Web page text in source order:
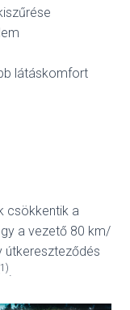
látáskomfort
csökkentik a
a vezető 80 km/
útkereszteződés
.